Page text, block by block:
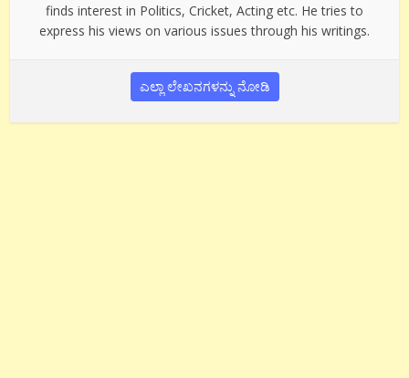
finds interest in Politics, Cricket, Acting etc. He tries to
express his views on various issues through his writings.
ಎಲ್ಲಾ ಲೇಖನಗಳನ್ನು ನೋಡಿ